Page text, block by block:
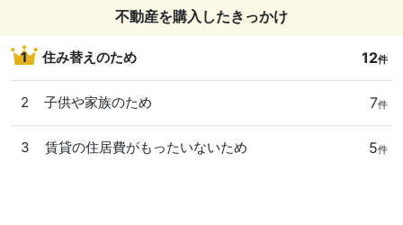
北九州市若松
区
9ヶ月以内 3LDK 築15年以内
福岡市東区
6ヶ月以内
福岡県
12ヶ月以内 4LDK 築30年以内
不動産を購入したきっかけ
1 住み替えのため 12件
2 子供や家族のため 7件
3 賃貸の住居費がもったいないため 5件